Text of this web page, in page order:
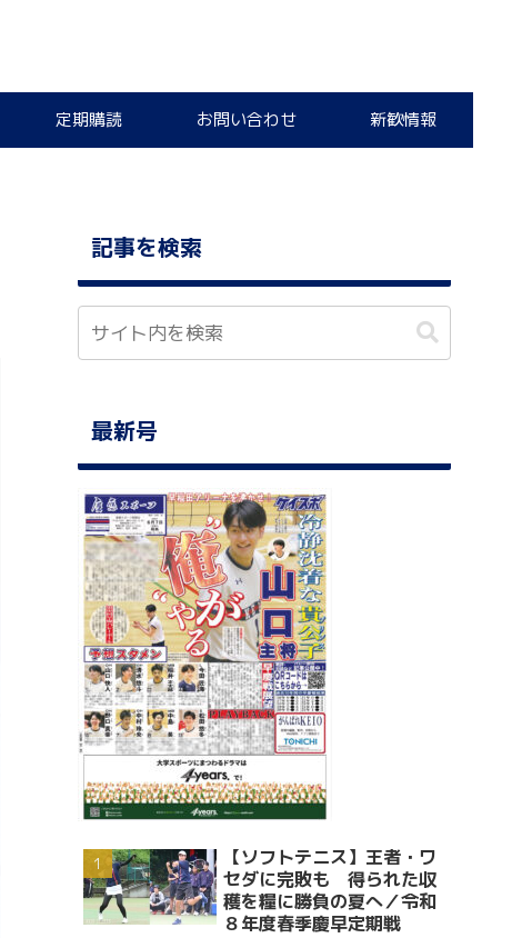
定期購読 お問い合わせ 新歓情報
記事を検索
最新号
【ソフトテニス】王者・ワ
セダに完敗も 得られた収
穫を糧に勝負の夏へ／令和
８年度春季慶早定期戦